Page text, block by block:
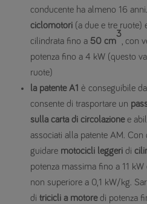
conducente ha almeno 16
ciclomotori (a due e tre ruote)
cilindrata fino a 50 cm
3
, con
potenza fino a 4 kW (questo
ruote)
la patente A1 è conseguibile
consente di trasportare un
sulla carta di circolazionee
associati alla patente AM.
guidare motocicli leggeri di
potenza massima fino a 11
non superiore a 0,1 kW/kg.
di tricicli a motoredi potenza